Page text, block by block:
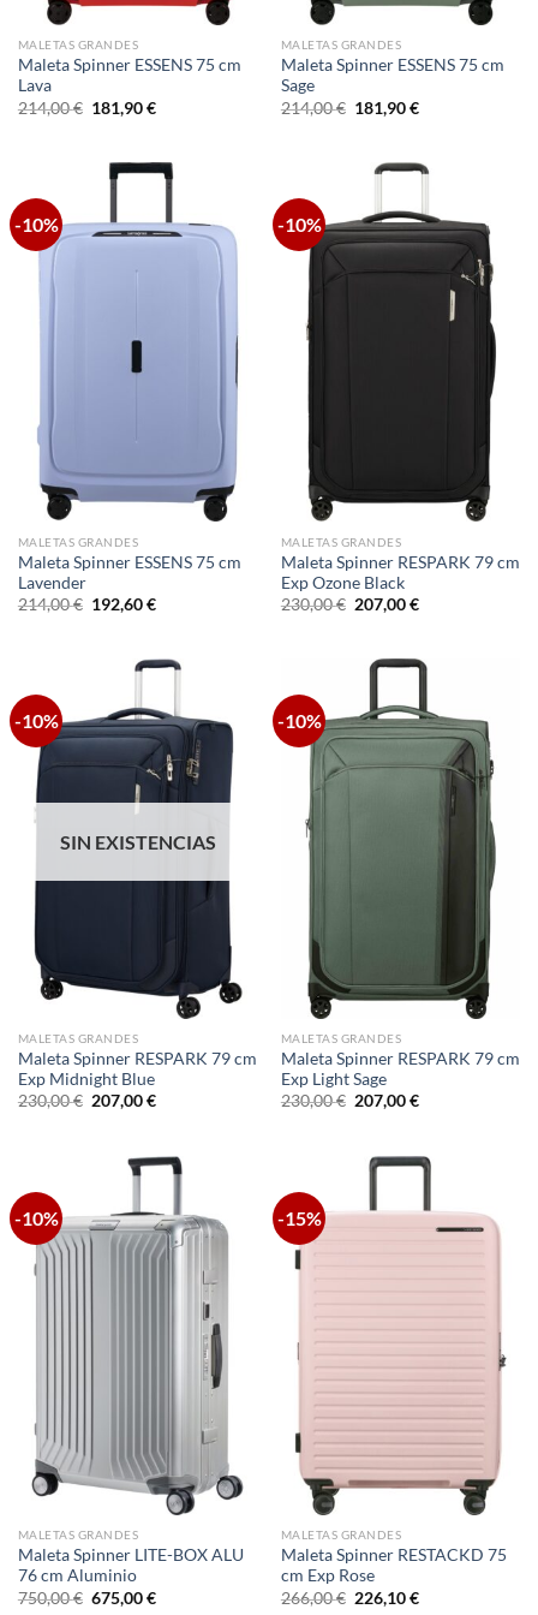
MALETAS GRANDES
Maleta Spinner ESSENS 75 cm
Lava
214,00€ El
precio
214,00 €.
181,90€El
181,90 €.
MALETAS GRANDES
Maleta Spinner ESSENS 75 cm
Sage
214,00€ El
precio
214,00 €.
181,90€El
181,90 €.
-10%
MALETAS GRANDES
Maleta Spinner ESSENS 75 cm
Lavender
214,00€ El
precio
214,00 €.
192,60€El
192,60 €.
-10%
MALETAS GRANDES
Maleta Spinner RESPARK 79 cm
Exp Ozone Black
230,00€ El
precio
230,00 €.
207,00€El
207,00 €.
-10%
SIN EXISTENCIAS
MALETAS GRANDES
Maleta Spinner RESPARK 79 cm
Exp Midnight Blue
230,00€ El
precio
230,00 €.
207,00€El
207,00 €.
-10%
MALETAS GRANDES
Maleta Spinner RESPARK 79 cm
Exp Light Sage
230,00€ El
precio
230,00 €.
207,00€El
207,00 €.
-10%
MALETAS GRANDES
Maleta Spinner LITE-BOX ALU
76 cm Aluminio
750,00€ El
675,00€El
-15%
MALETAS GRANDES
Maleta Spinner RESTACKD 75
cm Exp Rose
266,00€ El
226,10€El